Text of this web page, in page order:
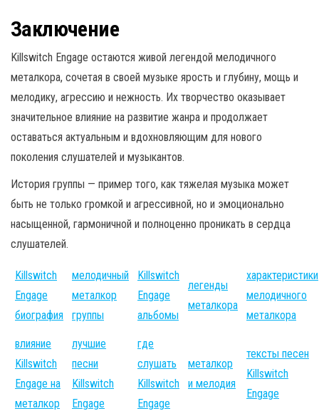
Заключение
Killswitch Engage остаются живой легендой мелодичного
металкора, сочетая в своей музыке ярость и глубину, мощь и
мелодику, агрессию и нежность. Их творчество оказывает
значительное влияние на развитие жанра и продолжает
оставаться актуальным и вдохновляющим для нового
поколения слушателей и музыкантов.
История группы — пример того, как тяжелая музыка может
быть не только громкой и агрессивной, но и эмоционально
насыщенной, гармоничной и полноценно проникать в сердца
слушателей.
Killswitch
Engage
биография
мелодичный
металкор
группы
Killswitch
Engage
альбомы
легенды
металкора
характеристики
мелодичного
металкора
влияние
Killswitch
Engage на
металкор
лучшие
песни
Killswitch
Engage
где
слушать
Killswitch
Engage
металкор
и мелодия
тексты песен
Killswitch
Engage